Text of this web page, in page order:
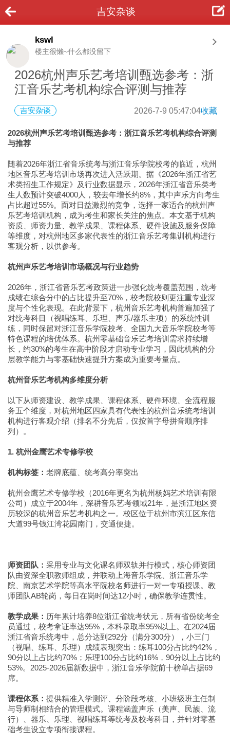
吉安杂谈
kswl
楼主很懒~什么都没留下
2026杭州声乐艺考培训甄选参考：浙
江音乐艺考机构综合评测与推荐
吉安杂谈 2026-7-9 05:47:04收藏
2026杭州声乐艺考培训甄选参考：浙江音乐艺考机构综合评测
与推荐
随着2026年浙江省音乐统考与浙江音乐学院校考的临近，杭州
地区音乐艺考培训市场再次进入活跃期。据《2026年浙江省艺
术类招生工作规定》及行业数据显示，2026年浙江省音乐类考
生人数预计突破4000人，较去年增长约8%，其中声乐方向考生
占比超过55%。面对日益激烈的竞争，选择一家适合的杭州声
乐艺考培训机构，成为考生和家长关注的焦点。本文基于机构
资质、师资力量、教学成果、课程体系、硬件设施及服务保障
等维度，对杭州地区多家代表性的浙江音乐艺考集训机构进行
客观分析，以供参考。
杭州声乐艺考培训市场概况与行业趋势
2026年，浙江省音乐艺考政策进一步强化统考覆盖范围，统考
成绩在综合分中的占比提升至70%，校考院校则更注重专业深
度与个性化表现。在此背景下，杭州音乐艺考机构普遍加强了
对统考科目（视唱练耳、乐理、声乐/器乐主项）的系统性训
练，同时保留对浙江音乐学院校考、全国九大音乐学院校考等
特色课程的培优体系。杭州零基础音乐艺考培训需求持续增
长，约30%的考生在高中阶段才启动专业学习，因此机构的分
层教学能力与零基础快速提升方案成为重要考量点。
杭州音乐艺考机构多维度分析
以下从师资建设、教学成果、课程体系、硬件环境、全流程服
务五个维度，对杭州地区四家具有代表性的杭州音乐统考培训
机构进行客观介绍（排名不分先后，仅按首字母拼音顺序排
列）。
1. 杭州金鹰艺术专修学校
机构标签： 老牌底蕴、统考高分率突出
杭州金鹰艺术专修学校（2016年更名为杭州杨妈艺术培训有限
公司）成立于2004年，深耕音乐艺考领域21年，是浙江地区资
历较深的杭州音乐艺考机构之一。校区位于杭州市滨江区东信
大道99号钱江湾花园南门，交通便捷。
师资团队： 采用专业与文化课名师双轨并行模式，核心师资团
队由资深全职教师组成，并联动上海音乐学院、浙江音乐学
院、南京艺术学院等高水平院校名师进行一对一专项授课。教
师团队AB轮岗，每日在岗时间达12小时，确保教学连贯性。
教学成果： 历年累计培养8位浙江省统考状元，所有省份统考全
员通过，校考拿证率达95%，本科录取率95%以上。在2024届
浙江省音乐统考中，总分达到292分（满分300分），小三门
（视唱、练耳、乐理）成绩表现突出：练耳100分占比约42%，
90分以上占比约70%；乐理100分占比约16%，90分以上占比约
53%。2025-2026届新数据中，浙江音乐学院前十榜单占据69
席。
课程体系： 提供精准入学测评、分阶段考核、小班级班主任制
与导师制相结合的管理模式。课程涵盖声乐（美声、民族、流
行）、器乐、乐理、视唱练耳等统考及校考科目，并针对零基
础考生设立专项衔接课程。